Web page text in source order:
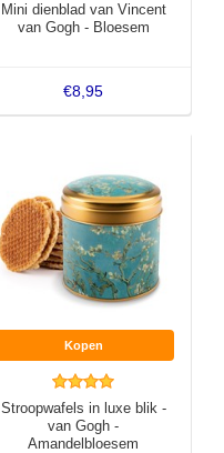
Mini dienblad van Vincent
van Gogh - Bloesem
€8,95
Kopen
Stroopwafels in luxe blik -
van Gogh -
Amandelbloesem